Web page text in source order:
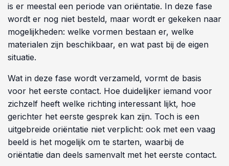
is er meestal een periode van oriëntatie. In deze fase
wordt er nog niet besteld, maar wordt er gekeken naar
mogelijkheden: welke vormen bestaan er, welke
materialen zijn beschikbaar, en wat past bij de eigen
situatie.
Wat in deze fase wordt verzameld, vormt de basis
voor het eerste contact. Hoe duidelijker iemand voor
zichzelf heeft welke richting interessant lijkt, hoe
gerichter het eerste gesprek kan zijn. Toch is een
uitgebreide oriëntatie niet verplicht: ook met een vaag
beeld is het mogelijk om te starten, waarbij de
oriëntatie dan deels samenvalt met het eerste contact.